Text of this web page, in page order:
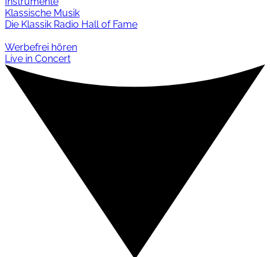
Klassische Musik
Die Klassik Radio Hall of Fame
Werbefrei hören
Live in Concert